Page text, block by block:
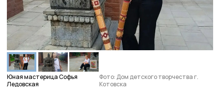
Юная мастерица Софья
Ледовская
Фото: Дом детского творчества г.
Котовска